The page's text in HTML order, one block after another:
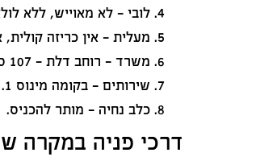
לובי - לא מאוייש, ללא
מעלית - אין כריזה קולית,
משרד - רוחב דלת - 107 ס"מ, יש שילוט, אין לולאת השראה.
שירותים - בקומה מינוס 1.
כלב נחיה - מותר להכניס.
דרכי פניה במקרה